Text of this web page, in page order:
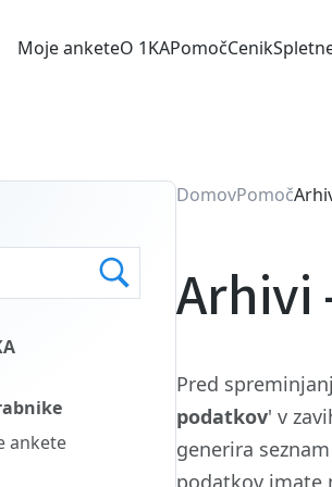
Moje anketeO 1KAPomočCenik
ankete
DomovPomoč
Arhivi
Pred
podatkov' v
generira
podatkov imate